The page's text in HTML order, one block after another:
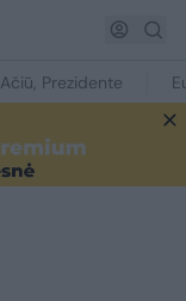
Ačiū, Prezidente